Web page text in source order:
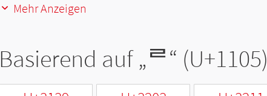
Mehr Anzeigen
Basierend auf „ᄅ“ (U+1105)